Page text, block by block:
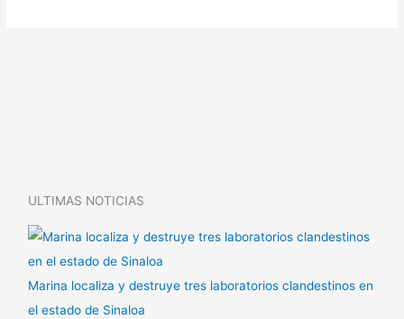
ULTIMAS NOTICIAS
Marina localiza y destruye tres laboratorios clandestinos en
el estado de Sinaloa